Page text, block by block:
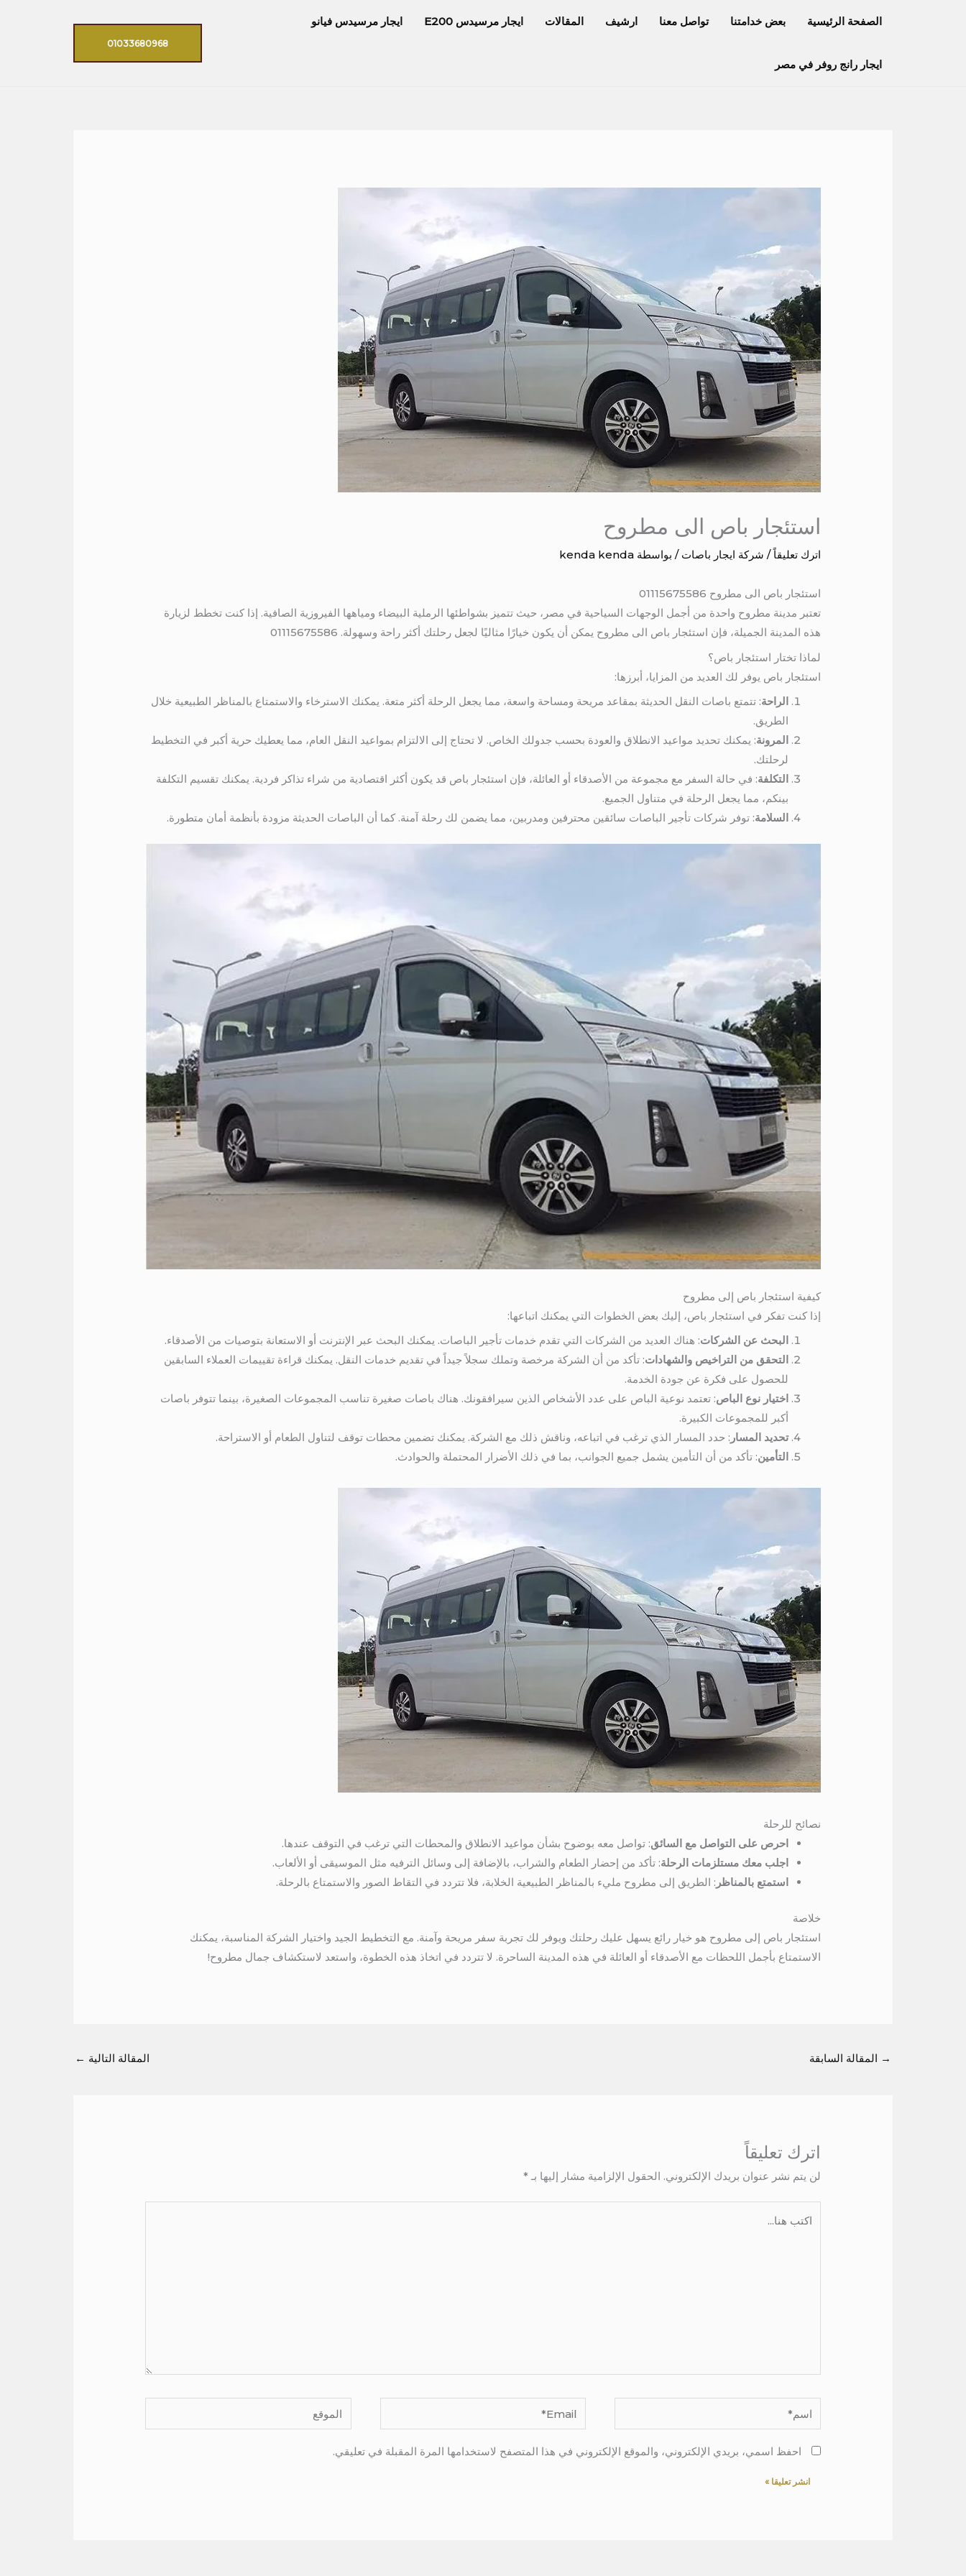
الصفحة الرئيسية بعض خدامتنا تواصل معنا ارشيف المقالات ايجار مرسيدس E200 ايجار مرسيدس فيانو
ايجار رانج روفر في مصر
01033680968
استئجار باص الى مطروح
اترك تعليقاً / شركة ايجار باصات / بواسطة kenda kenda
استئجار باص الى مطروح 01115675586
تعتبر مدينة مطروح واحدة من أجمل الوجهات السياحية في مصر، حيث تتميز بشواطئها الرملية البيضاء ومياهها الفيروزية الصافية. إذا كنت تخطط لزيارة
هذه المدينة الجميلة، فإن استئجار باص الى مطروح يمكن أن يكون خيارًا مثاليًا لجعل رحلتك أكثر راحة وسهولة. 01115675586
لماذا تختار استئجار باص؟
استئجار باص يوفر لك العديد من المزايا، أبرزها:
الراحة: تتمتع باصات النقل الحديثة بمقاعد مريحة ومساحة واسعة، مما يجعل الرحلة أكثر متعة. يمكنك الاسترخاء والاستمتاع بالمناظر الطبيعية خلال
الطريق.
المرونة: يمكنك تحديد مواعيد الانطلاق والعودة بحسب جدولك الخاص. لا تحتاج إلى الالتزام بمواعيد النقل العام، مما يعطيك حرية أكبر في التخطيط
لرحلتك.
التكلفة: في حالة السفر مع مجموعة من الأصدقاء أو العائلة، فإن استئجار باص قد يكون أكثر اقتصادية من شراء تذاكر فردية. يمكنك تقسيم التكلفة
بينكم، مما يجعل الرحلة في متناول الجميع.
السلامة: توفر شركات تأجير الباصات سائقين محترفين ومدربين، مما يضمن لك رحلة آمنة. كما أن الباصات الحديثة مزودة بأنظمة أمان متطورة.
كيفية استئجار باص إلى مطروح
إذا كنت تفكر في استئجار باص، إليك بعض الخطوات التي يمكنك اتباعها:
البحث عن الشركات: هناك العديد من الشركات التي تقدم خدمات تأجير الباصات. يمكنك البحث عبر الإنترنت أو الاستعانة بتوصيات من الأصدقاء.
التحقق من التراخيص والشهادات: تأكد من أن الشركة مرخصة وتملك سجلاً جيداً في تقديم خدمات النقل. يمكنك قراءة تقييمات العملاء السابقين
للحصول على فكرة عن جودة الخدمة.
اختيار نوع الباص: تعتمد نوعية الباص على عدد الأشخاص الذين سيرافقونك. هناك باصات صغيرة تناسب المجموعات الصغيرة، بينما تتوفر باصات
أكبر للمجموعات الكبيرة.
تحديد المسار : حدد المسار الذي ترغب في اتباعه، وناقش ذلك مع الشركة. يمكنك تضمين محطات توقف لتناول الطعام أو الاستراحة.
التأمين: تأكد من أن التأمين يشمل جميع الجوانب، بما في ذلك الأضرار المحتملة والحوادث.
نصائح للرحلة
احرص على التواصل مع السائق: تواصل معه بوضوح بشأن مواعيد الانطلاق والمحطات التي ترغب في التوقف عندها.
اجلب معك مستلزمات الرحلة: تأكد من إحضار الطعام والشراب، بالإضافة إلى وسائل الترفيه مثل الموسيقى أو الألعاب.
استمتع بالمناظر : الطريق إلى مطروح مليء بالمناظر الطبيعية الخلابة، فلا تتردد في التقاط الصور والاستمتاع بالرحلة.
خلاصة
استئجار باص إلى مطروح هو خيار رائع يسهل عليك رحلتك ويوفر لك تجربة سفر مريحة وآمنة. مع التخطيط الجيد واختيار الشركة المناسبة، يمكنك
الاستمتاع بأجمل اللحظات مع الأصدقاء أو العائلة في هذه المدينة الساحرة. لا تتردد في اتخاذ هذه الخطوة، واستعد لاستكشاف جمال مطروح!
→ المقالة السابقة المقالة التالية ←
اترك تعليقاً
لن يتم نشر عنوان بريدك الإلكتروني. الحقول الإلزامية مشار إليها بـ*
اسم* Email* الموقع
احفظ اسمي، بريدي الإلكتروني، والموقع الإلكتروني في هذا المتصفح لاستخدامها المرة المقبلة في تعليقي.